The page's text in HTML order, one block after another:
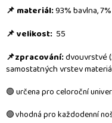
📌 materiál:93% bavlna,
📌 velikost: 55
📌zpracování:dvouvrstvé
samostatných vrstev
🟢 určena pro celoroční
🟢 vhodná pro každodenní